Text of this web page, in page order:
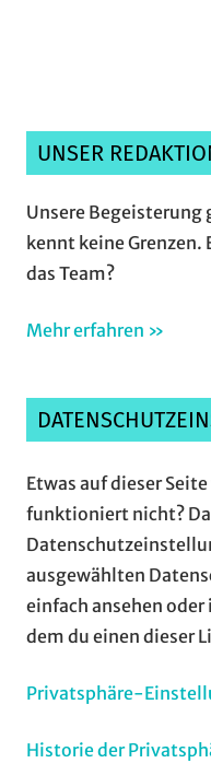
UNSER
Unsere Begeisterung
kennt keine Grenzen.
das Team?
Mehr erfahren »
Etwas auf dieser
funktioniert nicht?
ausgewählten
einfach ansehen
dem du einen dieser
Privatsphäre-
Historie der